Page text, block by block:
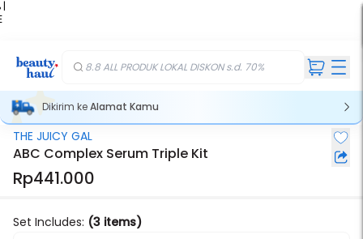
|
8.8 ALL PRODUK LOKAL DISKON s.d. 70%
Dikirim keAlamat Kamu
Stok Habis
THE JUICY GAL
ABC Complex Serum Triple Kit
Rp441.000
Set Includes: (3 items)